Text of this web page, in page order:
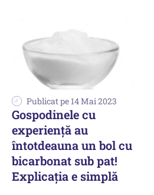
Publicat pe 14 Mai 2023
Gospodinele cu
experiență au
întotdeauna un bol cu
bicarbonat sub pat!
Explicația e simplă